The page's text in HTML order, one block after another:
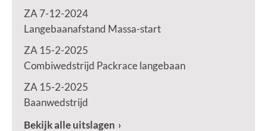
ZA 7-12-2024
Langebaanafstand Massa-start
ZA 15-2-2025
Combiwedstrijd Packrace langebaan
ZA 15-2-2025
Baanwedstrijd
Bekijk alle uitslagen